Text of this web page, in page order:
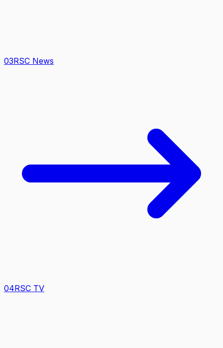
03RSC News
04RSC TV